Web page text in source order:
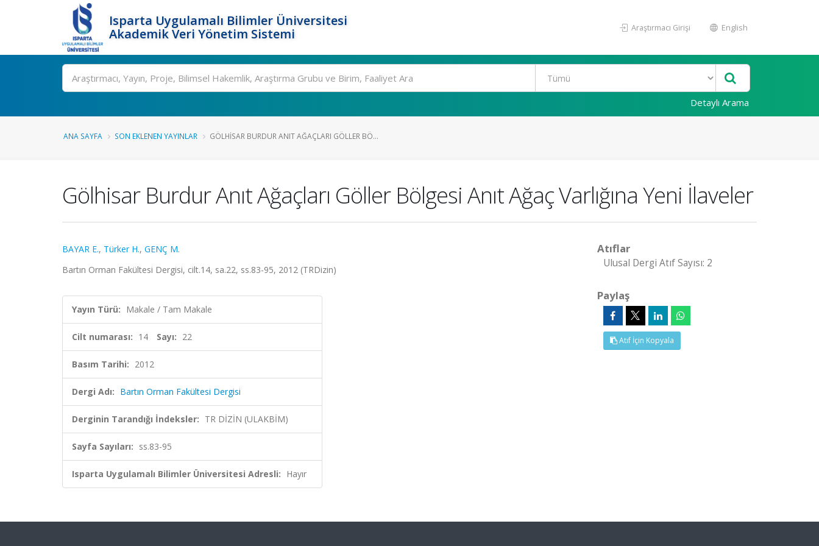
Isparta Uygulamalı Bilimler Üniversitesi
Akademik Veri Yönetim Sistemi
Araştırmacı Girişi English
Ara
Detaylı Arama
ANA SAYFA SON EKLENEN YAYINLAR GÖLHISAR BURDUR ANIT AĞAÇLARI GÖLLER BÖ...
Gölhisar Burdur Anıt Ağaçları Göller Bölgesi Anıt Ağaç Varlığına Yeni İlaveler
BAYAR E., Türker H., GENÇ M.
Bartın Orman Fakültesi Dergisi, cilt.14, sa.22, ss.83-95, 2012 (TRDizin)
Yayın Türü: Makale / Tam Makale
Cilt numarası: 14 Sayı: 22
Basım Tarihi: 2012
Dergi Adı: Bartın Orman Fakültesi Dergisi
Derginin Tarandığı İndeksler: TR DİZİN (ULAKBİM)
Sayfa Sayıları: ss.83-95
Isparta Uygulamalı Bilimler Üniversitesi Adresli: Hayır
Atıflar
Ulusal Dergi Atıf Sayısı: 2
Paylaş
Atıf İçin Kopyala